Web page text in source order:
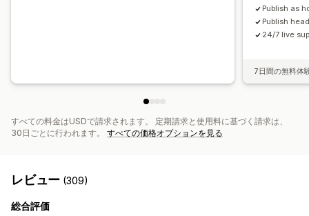
Publish as
Publish
24/7 live
7日間の無料体
すべての料金はUSDで請求されます。 定期請求と使用料に基づく請求は、
30日ごとに行われます。 すべての価格オプションを見る
レビュー (309)
総合評価